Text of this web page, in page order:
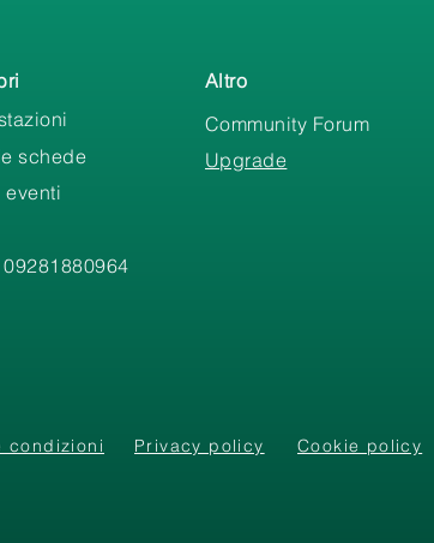
schede
eventi
Altro
Community Forum
Upgrade
09281880964
condizioni Privacy policy Cookie policy